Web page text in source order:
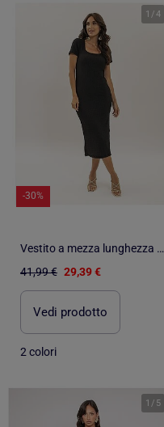
1 /4
-30%
Vestito a mezza lunghezza aderente goffrato IENA
41,99 € 29,39 €
Vedi prodotto
2 colori
1 / 5